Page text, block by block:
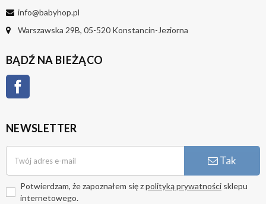
info@babyhop.pl
Warszawska 29B, 05-520 Konstancin-Jeziorna
BĄDŹ NA BIEŻĄCO
NEWSLETTER
Tak
Potwierdzam, że zapoznałem się zpolityką prywatności sklepu
internetowego.